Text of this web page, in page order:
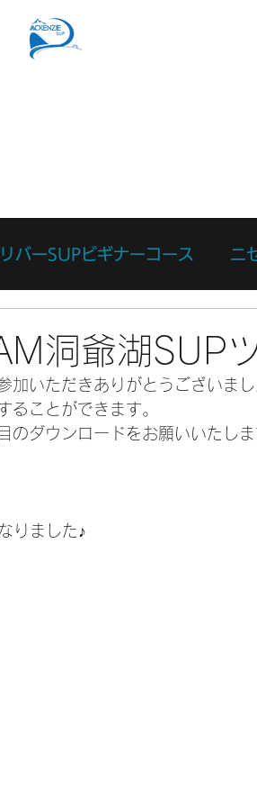
リバーSUPビギナーコース ニ
体験 リバーSUP体験
洞爺湖SUP
加いただきありがとうございま
ることができます。
のダウンロードをお願いいたし
りました♪